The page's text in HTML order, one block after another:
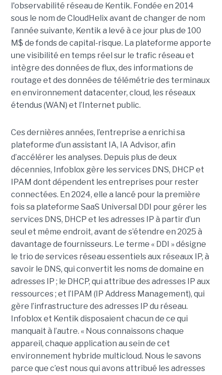
l'observabilité réseau de Kentik. Fondée en 2014
sous le nom de CloudHelix avant de changer de nom
l’année suivante, Kentik a levé à ce jour plus de 100
M$ de fonds de capital-risque. La plateforme apporte
une visibilité en temps réel sur le trafic réseau et
intègre des données de flux, des informations de
routage et des données de télémétrie des terminaux
en environnement datacenter, cloud, les réseaux
étendus (WAN) et l’Internet public.
Ces dernières années, l’entreprise a enrichi sa
plateforme d’un assistant IA, IA Advisor, afin
d’accélérer les analyses. Depuis plus de deux
décennies, Infoblox gère les services DNS, DHCP et
IPAM dont dépendent les entreprises pour rester
connectées. En 2024, elle a lancé pour la première
fois sa plateforme SaaS Universal DDI pour gérer les
services DNS, DHCP et les adresses IP à partir d’un
seul et même endroit, avant de s’étendre en 2025 à
davantage de fournisseurs. Le terme « DDI » désigne
le trio de services réseau essentiels aux réseaux IP, à
savoir le DNS, qui convertit les noms de domaine en
adresses IP ; le DHCP, qui attribue des adresses IP aux
ressources ; et l’IPAM (IP Address Management), qui
gère l’infrastructure des adresses IP du réseau.
Infoblox et Kentik disposaient chacun de ce qui
manquait à l’autre. « Nous connaissons chaque
appareil, chaque application au sein de cet
environnement hybride multicloud. Nous le savons
parce que c’est nous qui avons attribué les adresses